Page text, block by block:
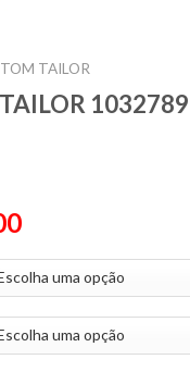
TOM TAILOR
1032789